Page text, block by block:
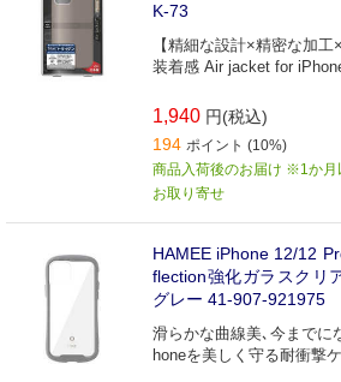
K-73
【精細な設計×精密な加
装着感 Air jacket for
1,940 円(税込)
194 ポイント (10%)
商品入荷後のお届け ※1か月
お取り寄せ
HAMEE iPhone 12/12
flection強化ガラスクリ
グレー 41-907-921975
滑らかな曲線美､今までに
honeを美しく守る耐衝撃